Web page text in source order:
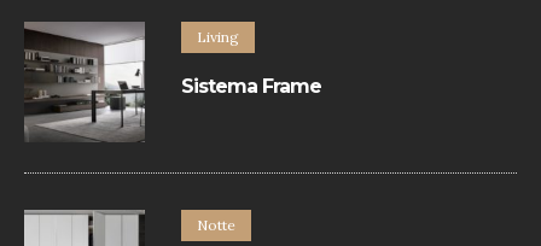
Living
Sistema Frame
accostamento di un’ampia varietà di
Notte